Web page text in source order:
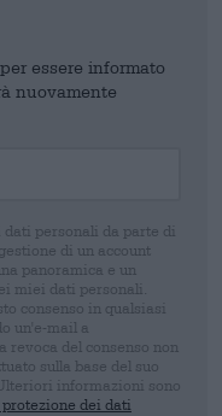
essere informato
nuovamente
personali da parte di
di un account
panoramica e un
miei dati personali.
consenso in qualsiasi
un'e-mail a
revoca del consenso non
sulla base del suo
informazioni sono
dei dati